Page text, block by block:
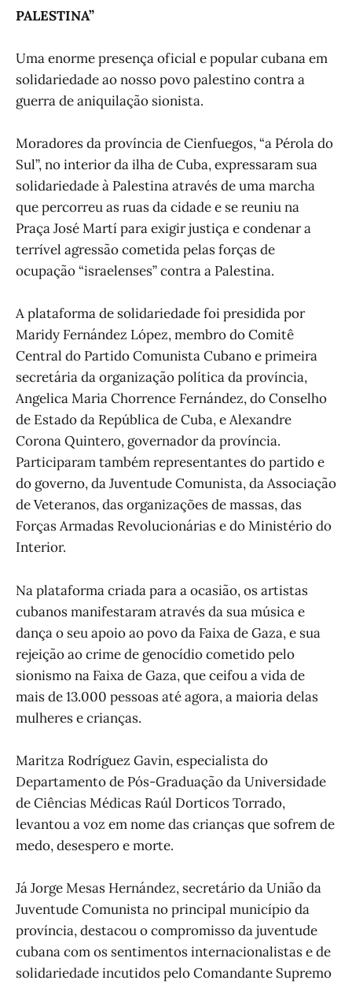
PALESTINA”
Uma enorme presença oficial e popular cubana em
solidariedade ao nosso povo palestino contra a
guerra de aniquilação sionista.
Moradores da província de Cienfuegos, “a Pérola do
Sul”, no interior da ilha de Cuba, expressaram sua
solidariedade à Palestina através de uma marcha
que percorreu as ruas da cidade e se reuniu na
Praça José Martí para exigir justiça e condenar a
terrível agressão cometida pelas forças de
ocupação “israelenses” contra a Palestina.
A plataforma de solidariedade foi presidida por
Maridy Fernández López, membro do Comitê
Central do Partido Comunista Cubano e primeira
secretária da organização política da província,
Angelica Maria Chorrence Fernández, do Conselho
de Estado da República de Cuba, e Alexandre
Corona Quintero, governador da província.
Participaram também representantes do partido e
do governo, da Juventude Comunista, da Associação
de Veteranos, das organizações de massas, das
Forças Armadas Revolucionárias e do Ministério do
Interior.
Na plataforma criada para a ocasião, os artistas
cubanos manifestaram através da sua música e
dança o seu apoio ao povo da Faixa de Gaza, e sua
rejeição ao crime de genocídio cometido pelo
sionismo na Faixa de Gaza, que ceifou a vida de
mais de 13.000 pessoas até agora, a maioria delas
mulheres e crianças.
Maritza Rodríguez Gavin, especialista do
Departamento de Pós-Graduação da Universidade
de Ciências Médicas Raúl Dorticos Torrado,
levantou a voz em nome das crianças que sofrem de
medo, desespero e morte.
Já Jorge Mesas Hernández, secretário da União da
Juventude Comunista no principal município da
província, destacou o compromisso da juventude
cubana com os sentimentos internacionalistas e de
solidariedade incutidos pelo Comandante Supremo